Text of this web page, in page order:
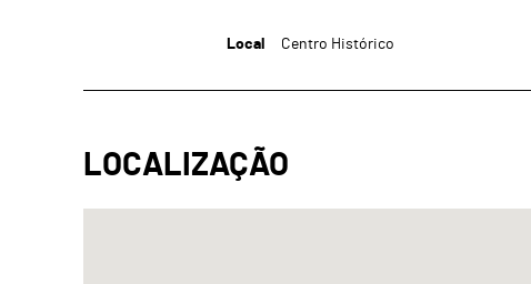
Local Centro Histórico